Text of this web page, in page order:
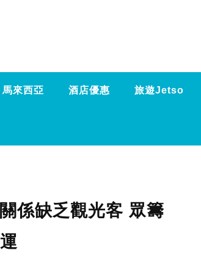
馬來西亞 酒店優惠 旅遊Jetso
係缺乏觀光客 眾籌